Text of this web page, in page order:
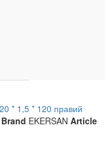
* 1,5 * 120 правий
Brand EKERSAN Article